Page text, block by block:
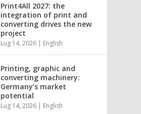
Print4All 2027: the
integration of print and
converting drives the new
project
Lug 14, 2026 | English
Printing, graphic and
converting machinery:
Germany’s market
potential
Lug 14, 2026 | English